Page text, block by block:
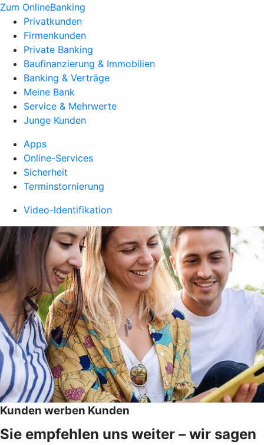
Zum OnlineBanking
Privatkunden
Firmenkunden
Private Banking
Baufinanzierung & Immobilien
Banking & Verträge
Meine Bank
Service & Mehrwerte
Junge Kunden
Apps
Online-Services
Sicherheit
Terminstornierung
Video-Identifikation
Kunden werben Kunden
Sie empfehlen uns weiter – wir sagen